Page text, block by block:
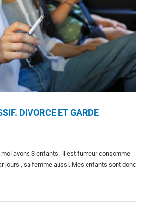
DIVORCE ET GARDE
moi avons 3 enfants , il est fumeur consomme
jours , sa femme aussi. Mes enfants sont donc